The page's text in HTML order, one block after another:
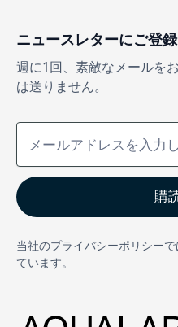
ニュースレターにご登
週に1回、素敵なメールを
は送りません。
当社のプライバシーポリシー
ています。